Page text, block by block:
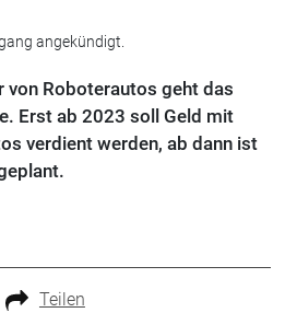
angekündigt.
von Roboterautos geht das
Erst ab 2023 soll Geld mit
verdient werden, ab dann ist
Teilen